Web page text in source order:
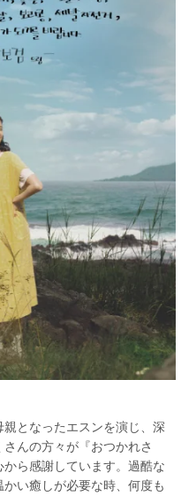
となったエスンを演じ、深
んの方々が『おつかれさ
ら感謝しています。過酷な
い癒しが必要な時、何度も